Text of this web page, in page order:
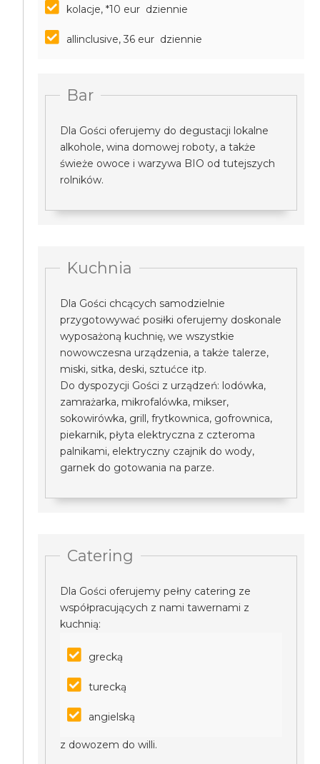
kolacje, *10 eur dziennie
allinclusive, 36 eur dziennie
Bar
Dla Gości oferujemy do degustacji lokalne
alkohole, wina domowej roboty, a także
świeże owoce i warzywa BIO od tutejszych
rolników.
Kuchnia
Dla Gości chcących samodzielnie
przygotowywać posiłki oferujemy doskonale
wyposażoną kuchnię, we wszystkie
nowowczesna urządzenia, a także talerze,
miski, sitka, deski, sztućce itp.
Do dyspozycji Gości z urządzeń: lodówka,
zamrażarka, mikrofalówka, mikser,
sokowirówka, grill, frytkownica, gofrownica,
piekarnik, płyta elektryczna z czteroma
palnikami, elektryczny czajnik do wody,
garnek do gotowania na parze.
Catering
Dla Gości oferujemy pełny catering ze
współpracujących z nami tawernami z
kuchnią:
grecką
turecką
angielską
z dowozem do willi.